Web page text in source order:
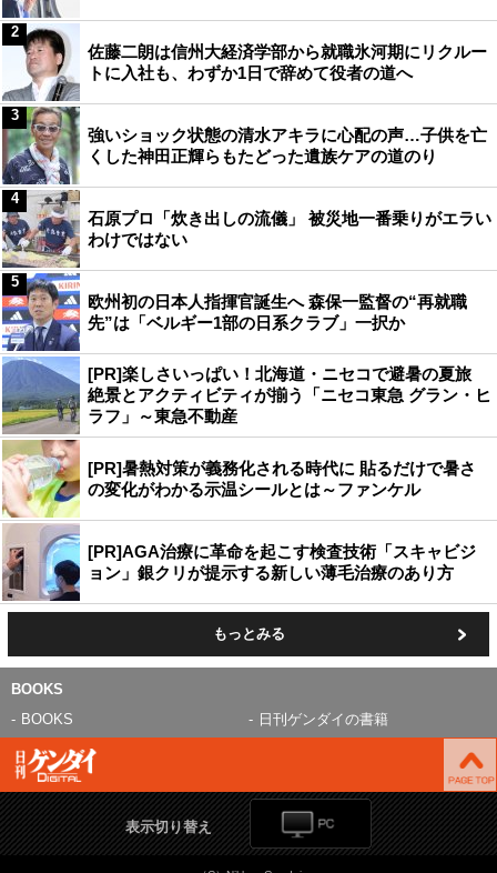
佐藤二朗は信州大経済学部から就職氷河期にリクルー
トに入社も、わずか1日で辞めて役者の道へ
2
強いショック状態の清水アキラに心配の声…子供を亡
くした神田正輝らもたどった遺族ケアの道のり
3
石原プロ「炊き出しの流儀」 被災地一番乗りがエラい
わけではない
4
欧州初の日本人指揮官誕生へ 森保一監督の“再就職
先”は「ベルギー1部の日系クラブ」一択か
5
[PR]楽しさいっぱい！北海道・ニセコで避暑の夏旅
絶景とアクティビティが揃う「ニセコ東急 グラン・ヒ
ラフ」～東急不動産
[PR]暑熱対策が義務化される時代に 貼るだけで暑さ
の変化がわかる示温シールとは～ファンケル
[PR]AGA治療に革命を起こす検査技術「スキャビジ
ョン」銀クリが提示する新しい薄毛治療のあり方
もっとみる
BOOKS
BOOKS
日刊ゲンダイの書籍
表示切り替え